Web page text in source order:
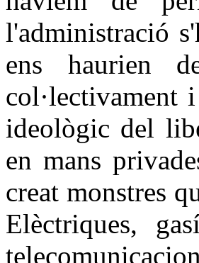
l'administració
ens haurien
col·lectivament
ideològic del
en mans
creat monstres
Elèctriques,